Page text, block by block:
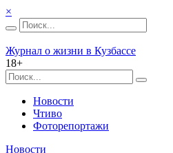
×
Журнал о жизни в Кузбассе
18+
Новости
Чтиво
Фоторепортажи
Новости